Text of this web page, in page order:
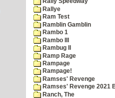
Rallye
Ram Test
Ramblin Gamblin
Rambo 1
Rambo III
Rambug II
Ramp Rage
Rampage
Rampage!
Ramses' Revenge
Ramses' Revenge 2021
Ranch, The